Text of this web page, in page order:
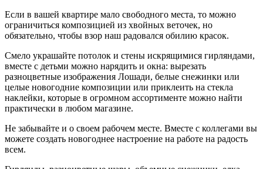
Если в вашей квартире мало свободного места, то можно
ограничиться композицией из хвойных веточек, но
обязательно, чтобы взор наш радовался обилию красок.
Смело украшайте потолок и стены искрящимися гирляндами,
вместе с детьми можно нарядить и окна: вырезать
разноцветные изображения Лошади, белые снежинки или
целые новогодние композиции или приклеить на стекла
наклейки, которые в огромном ассортименте можно найти
практически в любом магазине.
Не забывайте и о своем рабочем месте. Вместе с коллегами вы
можете создать новогоднее настроение на работе на радость
всем.